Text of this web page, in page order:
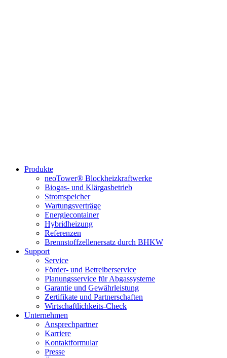
Produkte
neoTower® Blockheizkraftwerke
Biogas- und Klärgasbetrieb
Stromspeicher
Wartungsverträge
Energiecontainer
Hybridheizung
Referenzen
Brennstoffzellenersatz durch BHKW
Support
Service
Förder- und Betreiberservice
Planungsservice für Abgassysteme
Garantie und Gewährleistung
Zertifikate und Partnerschaften
Wirtschaftlichkeits-Check
Unternehmen
Ansprechpartner
Karriere
Kontaktformular
Presse